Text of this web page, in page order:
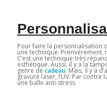
Pour faire la personnalisation
une technique.
C’est une technique très
esthétique. Aussi, il y a la
genre de cadeau. Mais, il y a
gravure laser, l’UV. Par
une balle anti-stress.